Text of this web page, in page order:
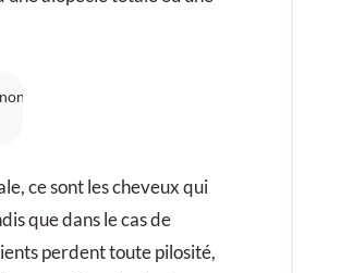
ce sont les cheveux qui
que dans le cas de
perdent toute pilosité,